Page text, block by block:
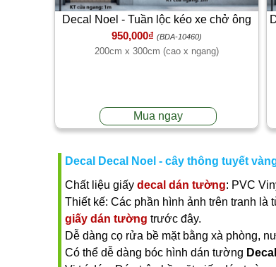
Decal Noel - Tuần lộc kéo xe chở ông
già Noel
950,000₫ (BDA-10460)
200cm x 300cm (cao x ngang)
Mua ngay
Decal Decal Noel - cây thông tuyết
Chất liệu giấy decal dán tường: PVC
Thiết kế: Các phần hình ảnh trên tranh
giấy dán tường trước đây.
Dễ dàng cọ rửa bề mặt bằng xà phòng,
Có thể dễ dàng bóc hình dán tường